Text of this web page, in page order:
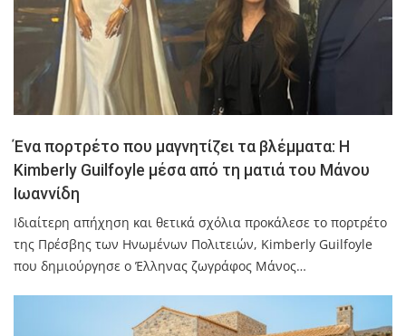
Ένα πορτρέτο που μαγνητίζει τα βλέμματα: Η
Kimberly Guilfoyle μέσα από τη ματιά του Μάνου
Ιωαννίδη
Ιδιαίτερη απήχηση και θετικά σχόλια προκάλεσε το πορτρέτο
της Πρέσβης των Ηνωμένων Πολιτειών, Kimberly Guilfoyle
που δημιούργησε ο Έλληνας ζωγράφος Μάνος…